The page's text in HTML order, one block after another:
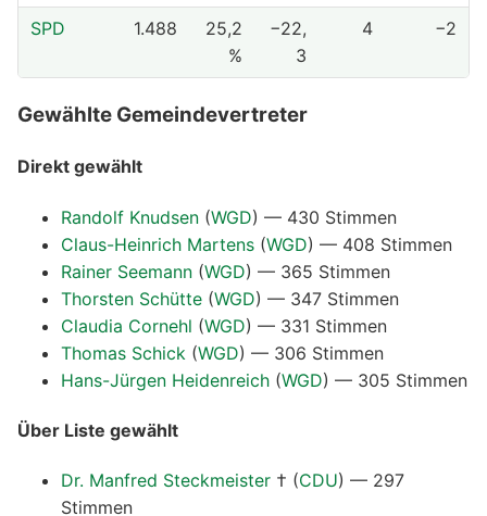
SPD 1.488
25,2
%
−22,
3
4 −2
Gewählte Gemeindevertreter
Direkt gewählt
Randolf Knudsen (WGD) — 430 Stimmen
Claus-Heinrich Martens (WGD) — 408 Stimmen
Rainer Seemann (WGD) — 365 Stimmen
Thorsten Schütte (WGD) — 347 Stimmen
Claudia Cornehl (WGD) — 331 Stimmen
Thomas Schick (WGD) — 306 Stimmen
Hans-Jürgen Heidenreich (WGD) — 305 Stimmen
Über Liste gewählt
Dr. Manfred Steckmeister † (CDU) — 297
Stimmen